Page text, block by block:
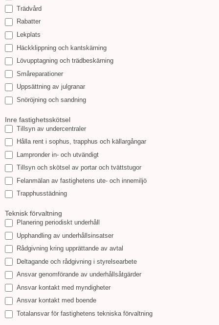
Trädvård
Rabatter
Lekplats
Häckklippning och kantskärning
Lövupptagning och trädbeskärning
Småreparationer
Uppsättning av julgranar
Snöröjning och sandning
Inre fastighetsskötsel
Tillsyn av undercentraler
Hålla rent i sophus, trapphus och källargångar
Lampronder in- och utvändigt
Tillsyn och skötsel av portar och tvättstugor
Felanmälan av fastighetens ute- och innemiljö
Trapphusstädning
Teknisk förvaltning
Planering periodiskt underhåll
Upphandling av underhållsinsatser
Rådgivning kring upprättande av avtal
Deltagande och rådgivning i styrelsearbete
Ansvar genomförande av underhållsåtgärder
Ansvar kontakt med myndigheter
Ansvar kontakt med boende
Totalansvar för fastighetens tekniska förvaltning